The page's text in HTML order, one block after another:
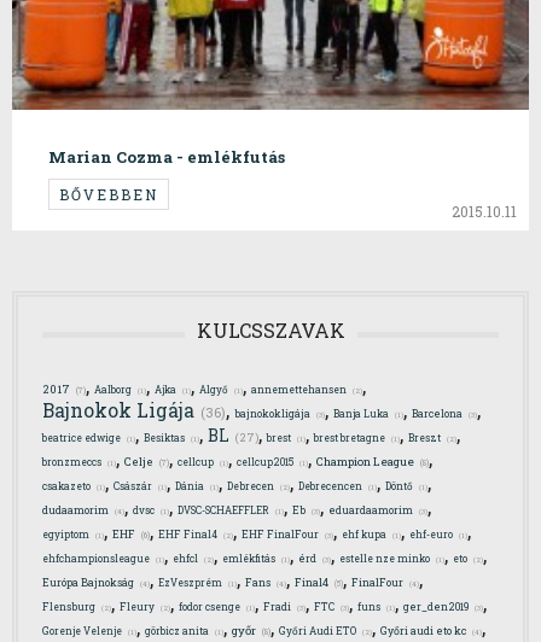
Marian Cozma - emlékfutás
BŐVEBBEN
2015.10.11
KULCSSZAVAK
2017 (7), Aalborg (1), Ajka (1), Algyő (1), annemettehansen (2),
Bajnokok Ligája (36), bajnokokligája (3), Banja Luka (1), Barcelona (3),
beatrice edwige (1), Besiktas (1), BL (27),brest (1),brest bretagne (1), Breszt (2),
bronzmeccs (1), Celje (7), cellcup (1), cellcup2015 (1), Champion League (8),
csakazeto (1), Császár (1), Dánia (1), Debrecen (2), Debrecencen (1), Döntő (1),
dudaamorim (4), dvsc (1), DVSC-SCHAEFFLER (1), Eb (3), eduardaamorim (3),
egyiptom (1), EHF (6), EHF Final4 (2), EHF FinalFour (3), ehf kupa (1), ehf-euro (1),
ehfchampionsleague (1), ehfcl (2), emlékfitás (1), érd (3), estelle nze minko (1), eto (2),
Európa Bajnokság (4), EzVeszprém (1), Fans (4), Final4 (5), FinalFour (4),
Flensburg (2), Fleury (2), fodor csenge (1), Fradi (3), FTC (3), funs (1), ger_den2019 (3),
Gorenje Velenje (1), görbicz anita (1), győr (8), Győri Audi ETO (2), Győri audi eto kc (4),